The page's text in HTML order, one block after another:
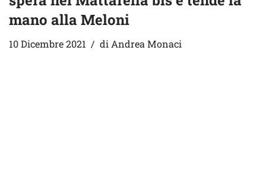
mano alla Meloni
10 Dicembre 2021 diAndrea Monaci